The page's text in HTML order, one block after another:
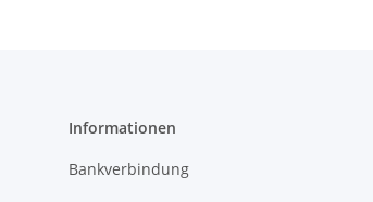
Informationen
Bankverbindung